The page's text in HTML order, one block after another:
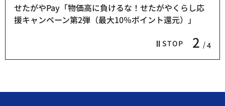
STOP 2 4
せたがやPay「物価高に負けるな！せたがやくらし応
援キャンペーン第2弾（最大10％ポイント還元）」